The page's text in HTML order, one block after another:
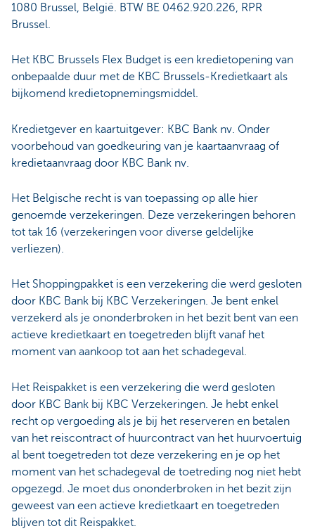
1080 Brussel, België. BTW BE 0462.920.226, RPR
Brussel.
Het KBC Brussels Flex Budget is een kredietopening van
onbepaalde duur met de KBC Brussels-Kredietkaart als
bijkomend kredietopnemingsmiddel.
Kredietgever en kaartuitgever: KBC Bank nv. Onder
voorbehoud van goedkeuring van je kaartaanvraag of
kredietaanvraag door KBC Bank nv.
Het Belgische recht is van toepassing op alle hier
genoemde verzekeringen. Deze verzekeringen behoren
tot tak 16 (verzekeringen voor diverse geldelijke
verliezen).
Het Shoppingpakket is een verzekering die werd gesloten
door KBC Bank bij KBC Verzekeringen. Je bent enkel
verzekerd als je ononderbroken in het bezit bent van een
actieve kredietkaart en toegetreden blijft vanaf het
moment van aankoop tot aan het schadegeval.
Het Reispakket is een verzekering die werd gesloten
door KBC Bank bij KBC Verzekeringen. Je hebt enkel
recht op vergoeding als je bij het reserveren en betalen
van het reiscontract of huurcontract van het huurvoertuig
al bent toegetreden tot deze verzekering en je op het
moment van het schadegeval de toetreding nog niet hebt
opgezegd. Je moet dus ononderbroken in het bezit zijn
geweest van een actieve kredietkaart en toegetreden
blijven tot dit Reispakket.